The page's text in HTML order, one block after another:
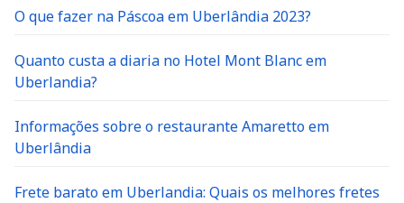
O que fazer na Páscoa em Uberlândia 2023?
Quanto custa a diaria no Hotel Mont Blanc em
Uberlandia?
Informações sobre o restaurante Amaretto em
Uberlândia
Frete barato em Uberlandia: Quais os melhores fretes